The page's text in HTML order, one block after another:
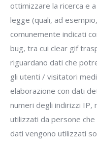
ottimizzare la ricerca e
legge (quali, ad
comunemente indicati
bug, tra cui clear gif
riguardano dati che
gli utenti / visitatori
elaborazione con dati
numeri degli indirizzi IP,
utilizzati da persone
dati vengono utilizzati